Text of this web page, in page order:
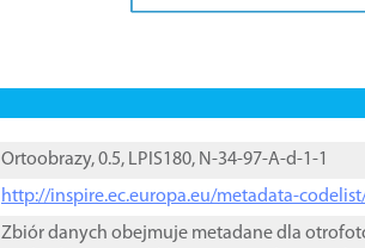
Ortoobrazy, 0.5, LPIS180, N-34-97-A-d-1-1
http://inspire.ec.europa.eu/metadata-
Zbiór danych obejmuje metadane dla